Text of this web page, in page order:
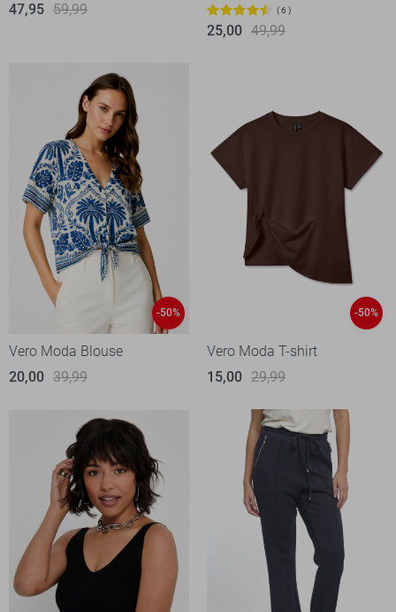
47,95 59,99 6
25,00 49,99
-50%
Vero Moda Blouse
20,00 39,99
-50%
Vero Moda T-shirt
15,00 29,99